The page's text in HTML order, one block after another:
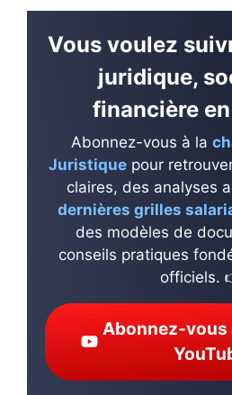
Vous voulez
juridique,
financière
Abonnez-vous à la
Juristiquepour
claires, des analyses
dernières grilles
des modèles de
conseils pratiques
officiels.
Abonnez-vous